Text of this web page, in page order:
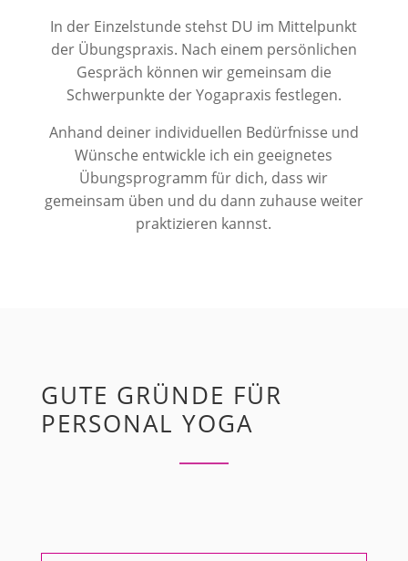
In der Einzelstunde stehst DU im Mittelpunkt
der Übungspraxis. Nach einem persönlichen
Gespräch können wir gemeinsam die
Schwerpunkte der Yogapraxis festlegen.
Anhand deiner individuellen Bedürfnisse und
Wünsche entwickle ich ein geeignetes
Übungsprogramm für dich, dass wir
gemeinsam üben und du dann zuhause weiter
praktizieren kannst.
GUTE GRÜNDE FÜR
PERSONAL YOGA